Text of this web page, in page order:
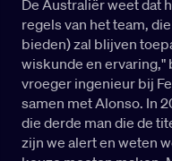
De Australiër weet dat
regels van het team,
bieden) zal blijven
wiskunde en ervaring,"
vroeger ingenieur bij
samen met Alonso. In
die derde man die de
zijn we alert en weten